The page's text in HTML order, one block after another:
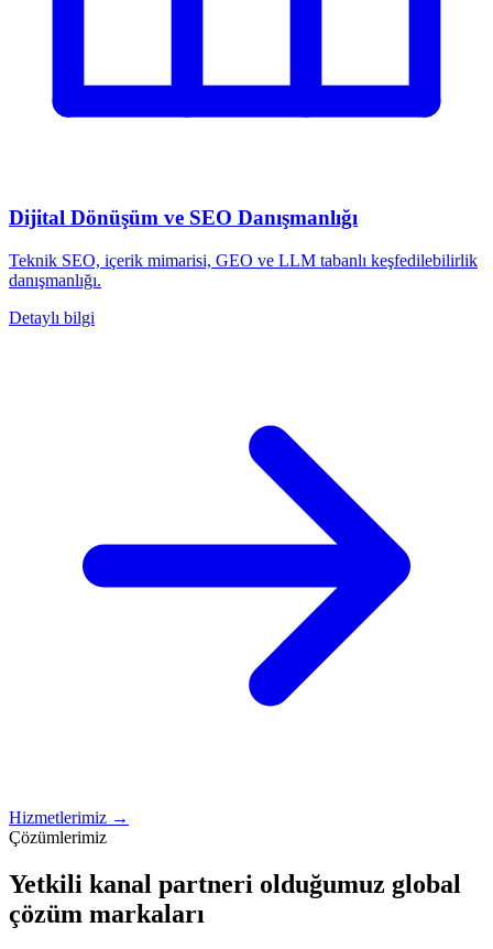
Dijital Dönüşüm ve SEO Danışmanlığı
Teknik SEO, içerik mimarisi, GEO ve LLM tabanlı keşfedilebilirlik
danışmanlığı.
Detaylı bilgi
Hizmetlerimiz →
Çözümlerimiz
Yetkili kanal partneri olduğumuz global
çözüm markaları